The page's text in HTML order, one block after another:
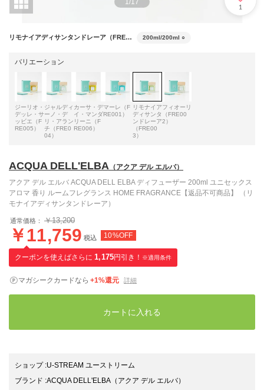
1
リモナイアディサンタンドレーア（FRE003） 200ml/200ml ○
バリエーション
ジーリオ・
デッレ・サ
ッビエ（F
RE005）
ジャルディ
ーノ・デ
リ・アラン
チ（FRE0
04）
カーサ・デ
イ・マンダ
リーニ（F
RE006）
マーレ（F
RE001）
リモナイア
ディサンタ
ンドレーア
（FRE00
3）
フィオーリ
（FRE00
2）
ACQUA DELL'ELBA （アクア デル エルバ）
アクア デル エルバ ACQUA DELL ELBA ディフューザー 200ml ユニセックス
アロマ 香り ルームフレグランス HOME FRAGRANCE【返品不可商品】 （リ
モナイアディサンタンドレーア）
通常価格： ￥13,200
￥11,759 税込 10%OFF
クーポンを使えばさらに 1,175円引き！ ※適用条件
マガシークカードなら +1%還元 詳細
カートに入れる
ショップ:U-STREAM ユーストリーム
ブランド :ACQUA DELL'ELBA （アクア デル エルバ）